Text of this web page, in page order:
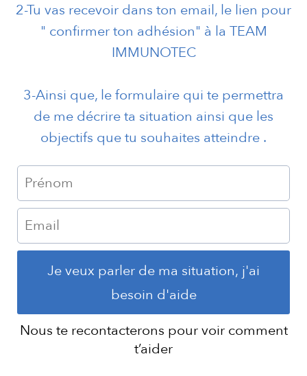
2-Tu vas recevoir dans ton email, le lien pour
" confirmer ton adhésion" à la TEAM
IMMUNOTEC
3-Ainsi que, le formulaire qui te permettra
de me décrire ta situation ainsi que les
objectifs que tu souhaites atteindre .
Je veux parler de ma situation, j'ai
besoin d'aide
Nous te recontacterons pour voir comment
t’aider